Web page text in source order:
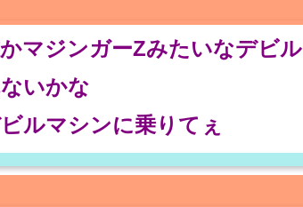
マジンガーZみたいなデビ
いかな
ルマシンに乗りてぇ